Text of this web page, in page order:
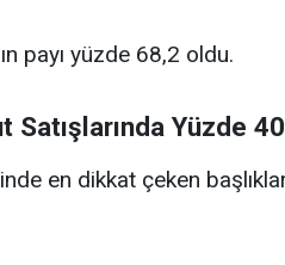
payı yüzde 68,2 oldu.
Satışlarında Yüzde
en dikkat çeken